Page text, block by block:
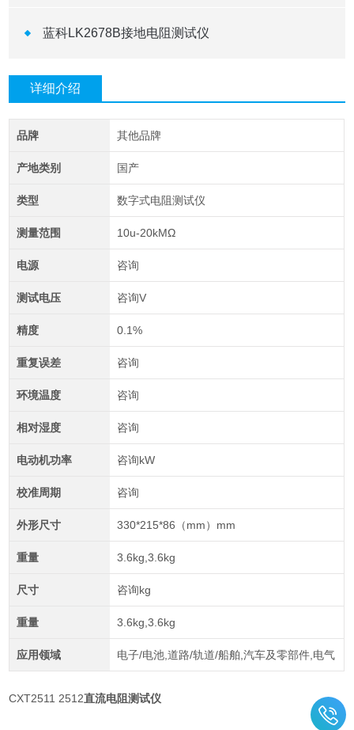
蓝科LK2678B接地电阻测试仪
详细介绍
品牌 其他品牌
产地类别 国产
类型 数字式电阻测试仪
测量范围 10u-20kMΩ
电源 咨询
测试电压 咨询V
精度 0.1%
重复误差 咨询
环境温度 咨询
相对湿度 咨询
电动机功率 咨询kW
校准周期 咨询
外形尺寸 330*215*86（mm）mm
重量 3.6kg,3.6kg
尺寸 咨询kg
重量 3.6kg,3.6kg
应用领域 电子/电池,道路/轨道/船舶,汽车及零部件,电气
CXT2511 2512直流电阻测试仪